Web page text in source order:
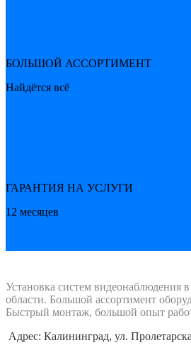
БОЛЬШОЙ АССОРТИМЕНТ
Найдётся всё
ГАРАНТИЯ НА УСЛУГИ
12 месяцев
Установка систем видеонаблюдения
области. Большой ассортимент
Быстрый монтаж, большой опыт
Адрес: Калининград, ул.